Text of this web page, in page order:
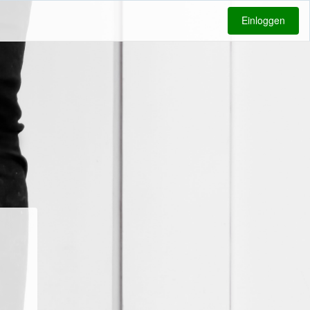
Einloggen